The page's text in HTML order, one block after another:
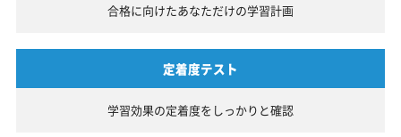
合格に向けたあなただけの学習計画
定着度テスト
学習効果の定着度を しっかりと確認